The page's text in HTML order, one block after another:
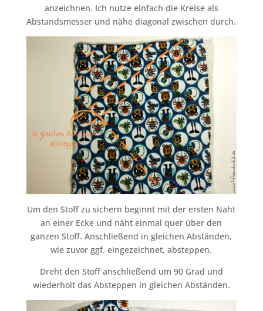
anzeichnen. Ich nutze einfach die Kreise als
Abstandsmesser und nähe diagonal zwischen durch.
Um den Stoff zu sichern beginnt mit der ersten Naht
an einer Ecke und näht einmal quer über den
ganzen Stoff. Anschließend in gleichen Abständen,
wie zuvor ggf. eingezeichnet, absteppen.
Dreht den Stoff anschließend um 90 Grad und
wiederholt das Absteppen in gleichen Abständen.